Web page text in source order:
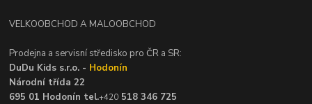
VELKOOBCHOD A MALOOBCHOD
Prodejna a servisní středisko pro ČR a SR:
DuDu Kids s.r.o. - Hodonín
Národní třída 22
695 01 Hodonín tel.+420 518 346 725